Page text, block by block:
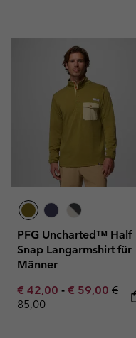
PFG Uncharted™ Half
Snap Langarmshirt für
Männer
Minimum sale price:
€ 42,00 - Maximum
€ 59,00 €
85,00